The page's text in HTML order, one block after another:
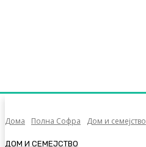
Дома Полна Софра Дом и семејство
ДОМ И СЕМЕЈСТВО